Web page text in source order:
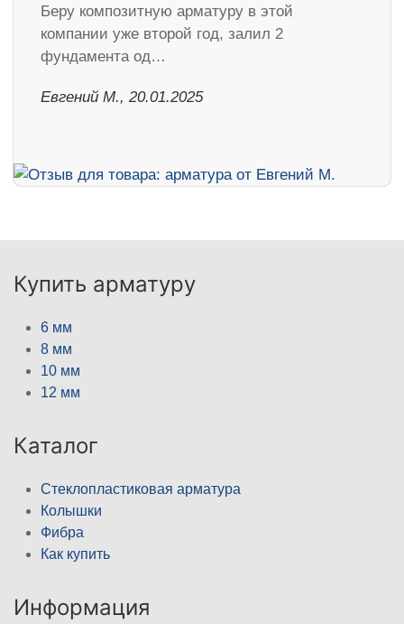
Беру композитную арматуру в этой
компании уже второй год, залил 2
фундамента од…
​Евгений М., 20.01.2025
Купить арматуру
6 мм
8 мм
10 мм
12 мм
Каталог
Стеклопластиковая арматура
Колышки
Фибра
Как купить
Информация